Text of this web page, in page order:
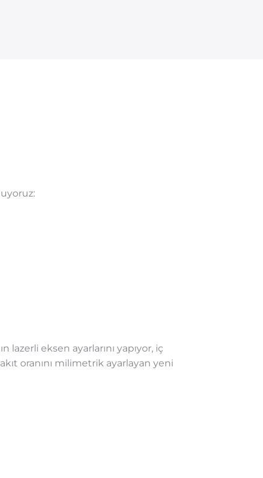
eksen ayarlarını yapıyor, iç
oranını milimetrik ayarlayan yeni